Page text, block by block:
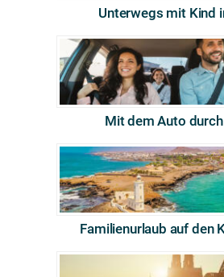
Unterwegs mit Kind
Mit dem Auto
Familienurlaub auf den